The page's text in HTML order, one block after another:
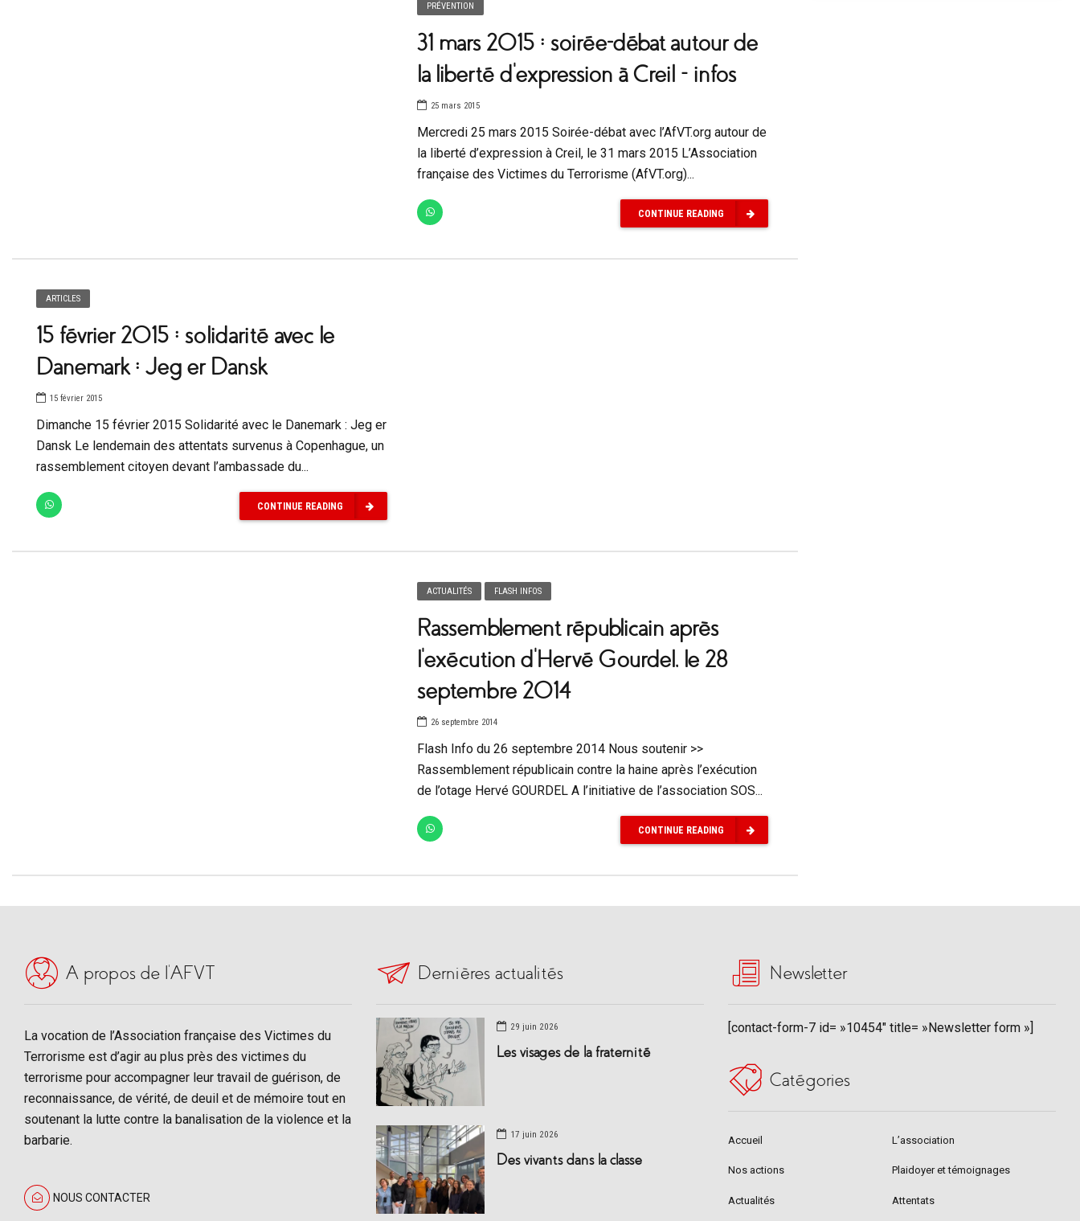
PRÉVENTION
31 mars 2015 : soirée-débat autour de
la liberté d’expression à Creil – infos
25 mars 2015
Mercredi 25 mars 2015 Soirée-débat avec l’AfVT.org autour de
la liberté d’expression à Creil, le 31 mars 2015 L’Association
française des Victimes du Terrorisme (AfVT.org)...
CONTINUE READING
ARTICLES
15 février 2015 : solidarité avec le
Danemark : Jeg er Dansk
15 février 2015
Dimanche 15 février 2015 Solidarité avec le Danemark : Jeg er
Dansk Le lendemain des attentats survenus à Copenhague, un
rassemblement citoyen devant l’ambassade du...
CONTINUE READING
ACTUALITÉS FLASH INFOS
Rassemblement républicain après
l’exécution d’Hervé Gourdel, le 28
septembre 2014
26 septembre 2014
Flash Info du 26 septembre 2014 Nous soutenir >>
Rassemblement républicain contre la haine après l’exécution
de l’otage Hervé GOURDEL A l’initiative de l’association SOS...
CONTINUE READING
A propos de l’AFVT
La vocation de l’Association française des Victimes du
Terrorisme est d’agir au plus près des victimes du
terrorisme pour accompagner leur travail de guérison, de
reconnaissance, de vérité, de deuil et de mémoire tout en
soutenant la lutte contre la banalisation de la violence et la
barbarie.
NOUS CONTACTER
Dernières actualités
29 juin 2026
Les visages de la fraternité
17 juin 2026
Des vivants dans la classe
Newsletter
[contact-form-7 id= »10454″ title= »Newsletter form »]
Catégories
Accueil L’association
Nos actions Plaidoyer et témoignages
Actualités Attentats